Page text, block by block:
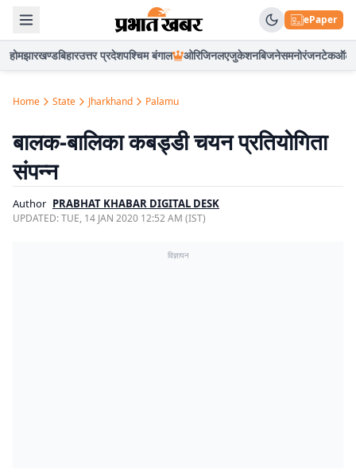
ePaper
होमझारखण्डबिहारउत्तर प्रदेशपश्चिम बंगाल ओरिजिनलएजुकेशनबिजनेसमनोरंजनटेकऑटो
Home State Jharkhand Palamu
बालक-बालिका कबड्डी चयन प्रतियोगिता
संपन्न
Author PRABHAT KHABAR DIGITAL DESK
UPDATED:TUE, 14 JAN 2020 12:52 AM (IST)
विज्ञापन